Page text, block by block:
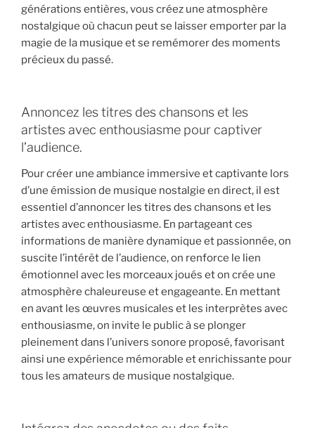
générations entières, vous créez une atmosphère
nostalgique où chacun peut se laisser emporter par la
magie de la musique et se remémorer des moments
précieux du passé.
Annoncez les titres des chansons et les
artistes avec enthousiasme pour captiver
l’audience.
Pour créer une ambiance immersive et captivante lors
d’une émission de musique nostalgie en direct, il est
essentiel d’annoncer les titres des chansons et les
artistes avec enthousiasme. En partageant ces
informations de manière dynamique et passionnée, on
suscite l’intérêt de l’audience, on renforce le lien
émotionnel avec les morceaux joués et on crée une
atmosphère chaleureuse et engageante. En mettant
en avant les œuvres musicales et les interprètes avec
enthousiasme, on invite le public à se plonger
pleinement dans l’univers sonore proposé, favorisant
ainsi une expérience mémorable et enrichissante pour
tous les amateurs de musique nostalgique.